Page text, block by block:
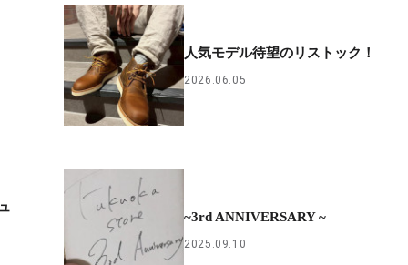
人気モデル待望のリストック！
2026.06.05
~3rd ANNIVERSARY ~
2025.09.10